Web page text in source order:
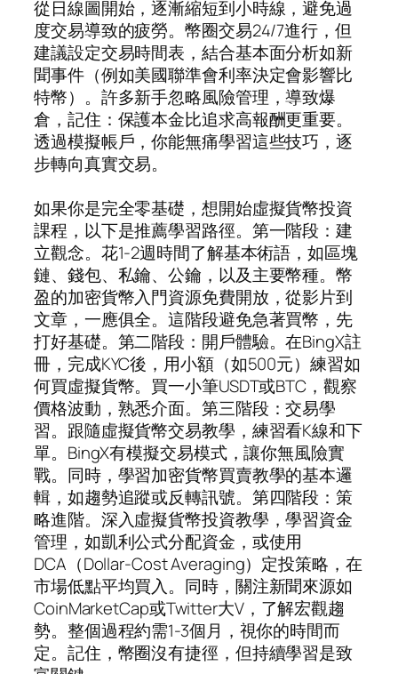
從日線圖開始，逐漸縮短到小時線，避免過
度交易導致的疲勞。幣圈交易24/7進行，但
建議設定交易時間表，結合基本面分析如新
聞事件（例如美國聯準會利率決定會影響比
特幣）。許多新手忽略風險管理，導致爆
倉，記住：保護本金比追求高報酬更重要。
透過模擬帳戶，你能無痛學習這些技巧，逐
步轉向真實交易。
如果你是完全零基礎，想開始虛擬貨幣投資
課程，以下是推薦學習路徑。第一階段：建
立觀念。花1-2週時間了解基本術語，如區塊
鏈、錢包、私鑰、公鑰，以及主要幣種。幣
盈的加密貨幣入門資源免費開放，從影片到
文章，一應俱全。這階段避免急著買幣，先
打好基礎。第二階段：開戶體驗。在BingX註
冊，完成KYC後，用小額（如500元）練習如
何買虛擬貨幣。買一小筆USDT或BTC，觀察
價格波動，熟悉介面。第三階段：交易學
習。跟隨虛擬貨幣交易教學，練習看K線和下
單。BingX有模擬交易模式，讓你無風險實
戰。同時，學習加密貨幣買賣教學的基本邏
輯，如趨勢追蹤或反轉訊號。第四階段：策
略進階。深入虛擬貨幣投資教學，學習資金
管理，如凱利公式分配資金，或使用
DCA（Dollar-Cost Averaging）定投策略，在
市場低點平均買入。同時，關注新聞來源如
CoinMarketCap或Twitter大V，了解宏觀趨
勢。整個過程約需1-3個月，視你的時間而
定。記住，幣圈沒有捷徑，但持續學習是致